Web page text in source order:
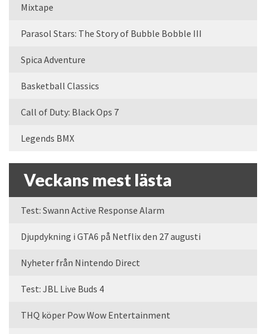
Mixtape
Parasol Stars: The Story of Bubble Bobble III
Spica Adventure
Basketball Classics
Call of Duty: Black Ops 7
Legends BMX
Veckans mest lästa
Test: Swann Active Response Alarm
Djupdykning i GTA6 på Netflix den 27 augusti
Nyheter från Nintendo Direct
Test: JBL Live Buds 4
THQ köper Pow Wow Entertainment